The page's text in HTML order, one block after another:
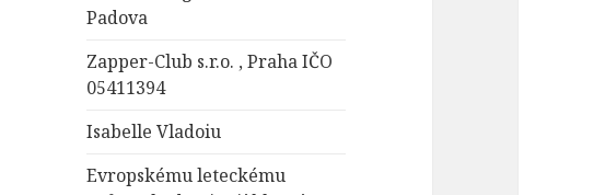
Padova
Zapper-Club s.r.o. , Praha IČO
05411394
Isabelle Vladoiu
Evropskému leteckému